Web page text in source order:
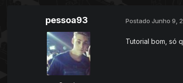
pessoa93 Postado Junho 9,
Tutorial bom, só